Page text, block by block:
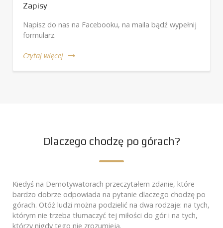
Zapisy
Napisz do nas na Facebooku, na maila bądź wypełnij
formularz.
Czytaj więcej
Dlaczego chodzę po górach?
Kiedyś na Demotywatorach przeczytałem zdanie, które
bardzo dobrze odpowiada na pytanie dlaczego chodzę po
górach. Otóż ludzi można podzielić na dwa rodzaje: na tych,
którym nie trzeba tłumaczyć tej miłości do gór i na tych,
którzy nigdy tego nie zrozumieją.